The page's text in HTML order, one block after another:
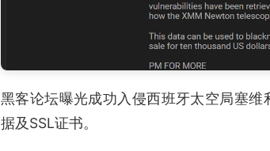
黑客论坛曝光成功入侵西班牙太空局塞
据及SSL证书。